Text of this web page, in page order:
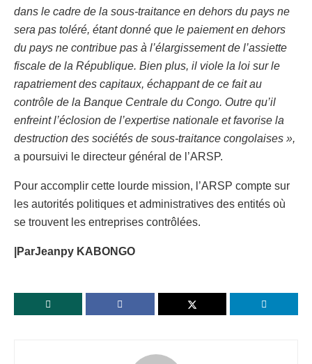
dans le cadre de la sous-traitance en dehors du pays ne
sera pas toléré, étant donné que le paiement en dehors
du pays ne contribue pas à l’élargissement de l’assiette
fiscale de la République. Bien plus, il viole la loi sur le
rapatriement des capitaux, échappant de ce fait au
contrôle de la Banque Centrale du Congo. Outre qu’il
enfreint l’éclosion de l’expertise nationale et favorise la
destruction des sociétés de sous-traitance congolaises »,
a poursuivi le directeur général de l’ARSP.
Pour accomplir cette lourde mission, l’ARSP compte sur
les autorités politiques et administratives des entités où
se trouvent les entreprises contrôlées.
|ParJeanpy KABONGO